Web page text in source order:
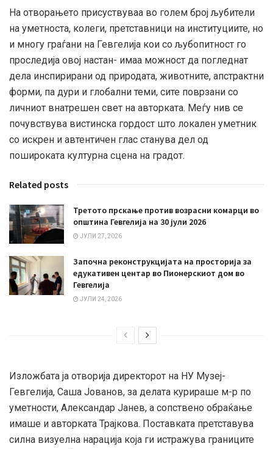
На отворањето присуствуваа во голем број љубители
на уметноста, колеги, претставници на институциите, но
и многу граѓани на Гевгелија кои со љубопитност го
проследија овој настан- имаа можност да погледнат
дела инспирирани од природата, животните, апстрактни
форми, па дури и глобални теми, сите поврзани со
личниот внатрешен свет на авторката. Меѓу нив се
почувствува вистинска гордост што локален уметник
со искрен и автентичен глас станува дел од
пошироката културна сцена на градот.
Related posts
Третото прскање против возрасни комарци во
општина Гевгелија на 30 јули 2026
ЈУЛИ 27, 2026
Започна реконструкцијата на просторија за
едукативен центар во Пионерскиот дом во
Гевгелија
ЈУЛИ 24, 2026
Изложбата ја отворија директорот на НУ Музеј-
Гевгелија, Саша Јованов, за делата курираше м-р по
уметности, Александар Јанев, а сопствено обраќање
имаше и авторката Трајкова. Поставката претставува
силна визуелна нарација која ги истражува границите